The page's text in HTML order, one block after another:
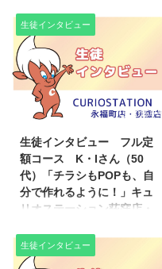
ん（40代）に、パソコン教室で
の学びについてお話をうかがいま
した。 入学のきっかけは、「就
職に役立てたい」という思いか
ら。 それまでパソコンにほとん
ど触れてこなかったこともあり、
最初は少し苦手意識があったそう
です。 いまでは「PC業務に自信
を持ちたい」と、通える日はほぼ
毎日教室に通って熱心に学習され
ています！ お仕事でしっかり活
かせるように、私たちも全力でサ
si=CxGi6G8RmiRfeV ...
生徒インタビュー
2025/7/9
生徒インタビュー フル定
額コース K・Iさん（50
代）「チラシもPOPも、自
分で作れるように！」キュ
リオステーション荻窪店・
現在、キュリオステーション荻窪
店でExcel応用を学習中のK・Iさ
生徒インタビュー